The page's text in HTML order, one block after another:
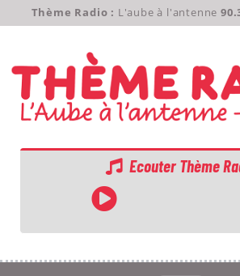
Thème Radio : L'aube à l'antenne
Ecouter Thème